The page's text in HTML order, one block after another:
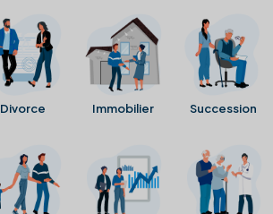
Divorce Immobilier Succession